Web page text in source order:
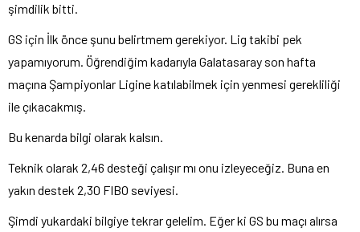
şimdilik bitti.
GS için İlk önce şunu belirtmem gerekiyor. Lig takibi pek
yapamıyorum. Öğrendiğim kadarıyla Galatasaray son hafta
maçına Şampiyonlar Ligine katılabilmek için yenmesi gerekliliği
ile çıkacakmış.
Bu kenarda bilgi olarak kalsın.
Teknik olarak 2,46 desteği çalışır mı onu izleyeceğiz. Buna en
yakın destek 2,30 FIBO seviyesi.
Şimdi yukardaki bilgiye tekrar gelelim. Eğer ki GS bu maçı alırsa